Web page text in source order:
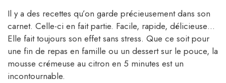
Il y a des recettes qu’on garde précieusement dans son
carnet. Celle-ci en fait partie. Facile, rapide, délicieuse…
Elle fait toujours son effet sans stress. Que ce soit pour
une fin de repas en famille ou un dessert sur le pouce, la
mousse crémeuse au citron en 5 minutes est un
incontournable.